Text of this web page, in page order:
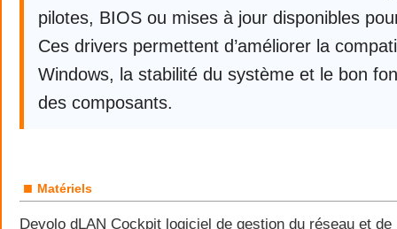
pilotes, BIOS ou mises à jour disponibles
Ces drivers permettent d’améliorer la
Windows, la stabilité du système et le bon
des composants.
■ Matériels
Devolo dLAN Cockpit logiciel de gestion du réseau et